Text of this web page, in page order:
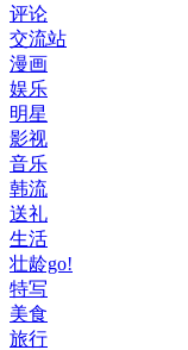
评论
交流站
漫画
娱乐
明星
影视
音乐
韩流
送礼
生活
壮龄go!
特写
美食
旅行